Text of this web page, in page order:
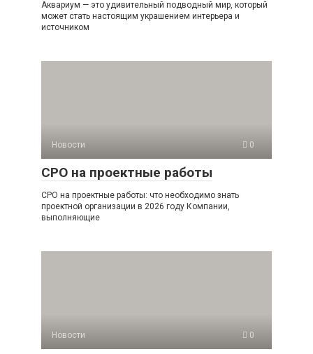
Аквариум — это удивительный подводный мир, который
может стать настоящим украшением интерьера и
источником
Новости 0
СРО на проектные работы
СРО на проектные работы: что необходимо знать
проектной организации в 2026 году Компании,
выполняющие
Новости 0